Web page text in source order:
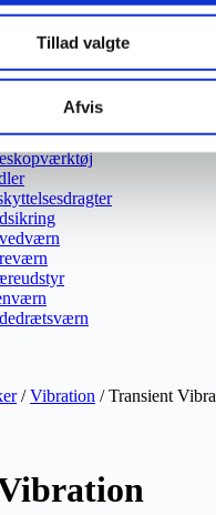
Tillad valgte
Afvis
/Vibration / Transient